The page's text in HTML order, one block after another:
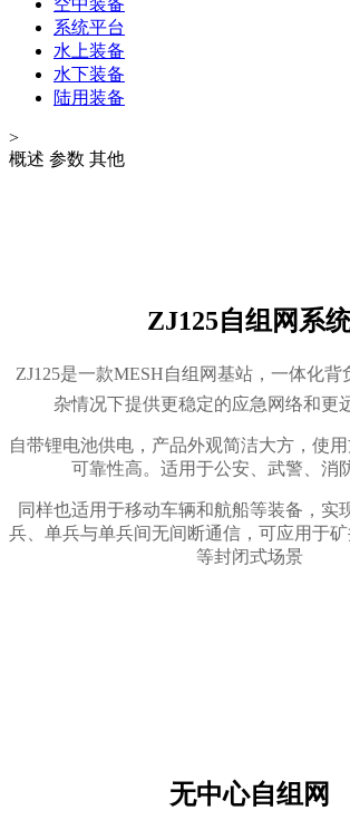
空中装备
系统平台
水上装备
水下装备
陆用装备
>
概述 参数 其他
ZJ125自组网系
ZJ125是一款MESH自组网基站，一体化背
杂情况下提供更稳定的应急网络和更
自带锂电池供电，产品外观简洁大方，使用
可靠性高。适用于公安、武警、消
同样也适用于移动车辆和航船等装备，实
兵、单兵与单兵间无间断通信，可应用于
等封闭式场景
无中心自组网